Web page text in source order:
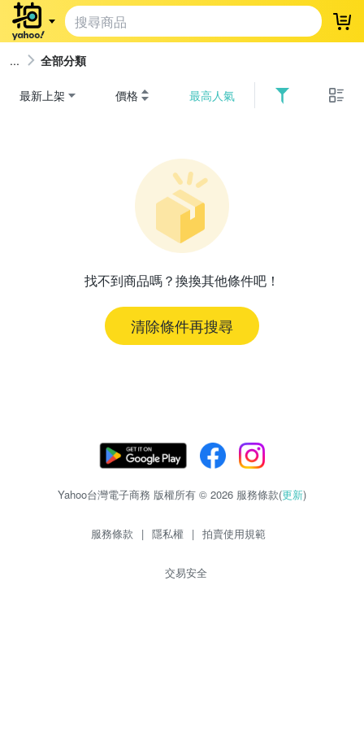
登
全部分類
最新上架 價格 最高人氣
找不到商品嗎？換換其他條件吧！
清除條件再搜尋
Yahoo台灣電子商務 版權所有 © 2026 服務條款(更新)
服務條款 | 隱私權 | 拍賣使用規範
交易安全